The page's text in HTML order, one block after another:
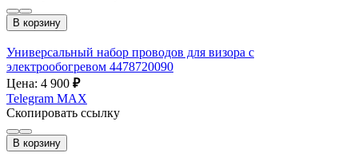
В корзину
Универсальный набор проводов для визора с
электрообогревом 4478720090
Цена: 4 900 ₽
Telegram MAX
Скопировать ссылку
В корзину